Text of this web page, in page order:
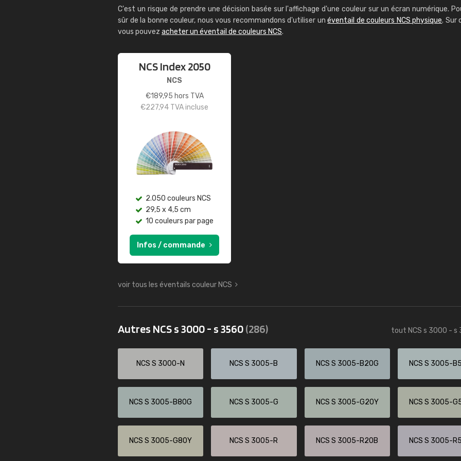
C'est un risque de prendre une décision basée sur l'affichage d'une couleur sur un écran numérique.
sûr de la bonne couleur, nous vous recommandons d'utiliser unéventail de couleurs NCS physique. Sur
vous pouvez acheter un éventail de couleurs NCS.
NCS Index 2050
NCS
€189,95 hors TVA
€227,94 TVA incluse
2.050 couleurs NCS
29,5 x 4,5 cm
10 couleurs par page
Infos / commande
voir tous les éventails couleur NCS
Autres NCS s 3000 - s 3560(286) tout NCS s 3000 - s
NCS S 3000-N NCS S 3005-B NCS S 3005-B20G NCS S 3005-
NCS S 3005-B80G NCS S 3005-G NCS S 3005-G20Y NCS S 3005-
NCS S 3005-G80Y NCS S 3005-R NCS S 3005-R20B NCS S 3005-